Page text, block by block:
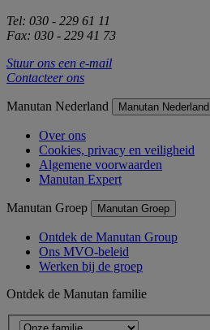
Tel: 030 - 229 61 11
Fax: 030 - 229 41 73
Stuur ons een e-mail
Contacteer ons
Manutan Nederland Manutan Nederland
Over ons
Cookies, privacy en veiligheid
Algemene voorwaarden
Manutan Expert
Manutan Groep Manutan Groep
Ontdek de Manutan Group
Ons MVO-beleid
Werken bij de groep
Ontdek de Manutan familie